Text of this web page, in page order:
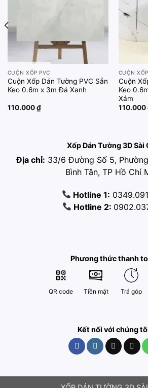
CUỘN XỐP PVC
Cuộn Xốp Dán Tường PVC Sẵn
Keo 0.6m x 3m Đá Xanh
110.000₫
CUỘN
Cuộn
Keo
Xám
110.000
Xốp Dán Tường 3D Sài
Địa chỉ: 33/6 Đường Số 5,
Bình Tân, TP Hồ Chí
Hotline 1:
Hotline 2:
Phương thức thanh
QR code Tiền mặt Trả góp
Kết nối với chúng